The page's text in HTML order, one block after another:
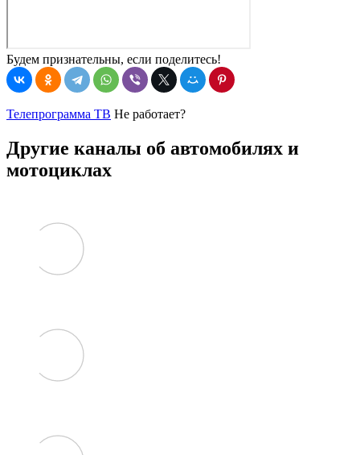
Будем признательны, если поделитесь!
Телепрограмма ТВ Не работает?
Другие каналы об автомобилях и
мотоциклах